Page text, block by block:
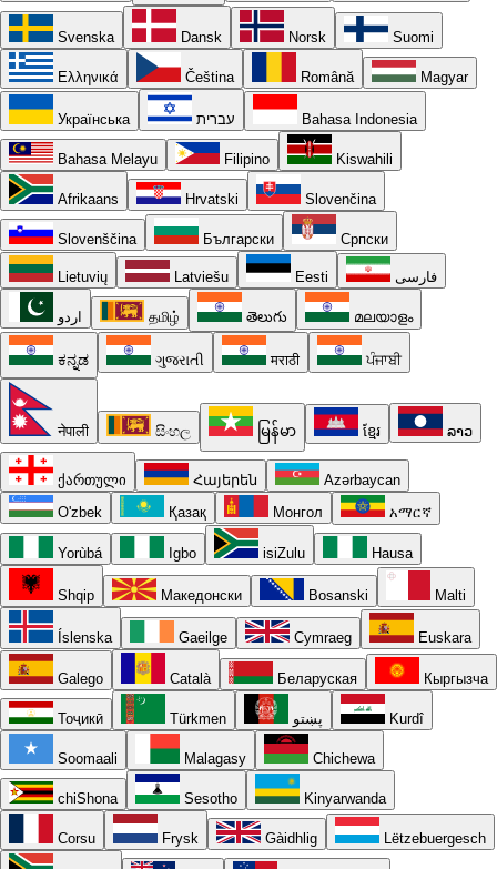
Svenska Dansk Norsk Suomi
Ελληνικά Čeština Română Magyar
Українська עברית Bahasa Indonesia
Bahasa Melayu Filipino Kiswahili
Afrikaans Hrvatski Slovenčina
Slovenščina Български Српски
Lietuvių Latviešu Eesti فارسی
اردو தமிழ் తెలుగు മലയാളം
ಕನ್ನಡ ગુજરાતી मराठी ਪੰਜਾਬੀ
नेपाली සිංහල မြန်မာ ខ្មែរ ລາວ
ქართული Հայերեն
Azərbaycan
O'zbek
Қазақ Монгол አማርኛ
Yorùbá Igbo isiZulu Hausa
Shqip Македонски Bosanski Malti
Íslenska Gaeilge Cymraeg Euskara
Galego Català Беларуская Кыргызча
Тоҷикӣ Türkmen پښتو Kurdî
Soomaali Malagasy Chichewa
chiShona Sesotho Kinyarwanda
Corsu Frysk Gàidhlig Lëtzebuergesch